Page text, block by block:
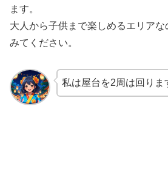
ます。
大人から子供まで楽しめるエリア
みてください。
私は屋台を2周は回りま